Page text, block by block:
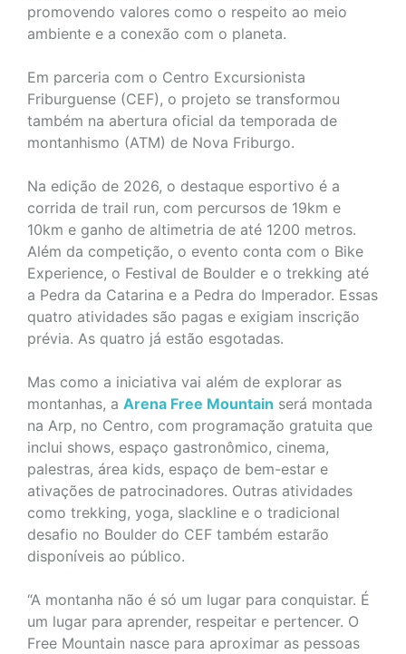
promovendo valores como o respeito ao meio
ambiente e a conexão com o planeta.
Em parceria com o Centro Excursionista
Friburguense (CEF), o projeto se transformou
também na abertura oficial da temporada de
montanhismo (ATM) de Nova Friburgo.
Na edição de 2026, o destaque esportivo é a
corrida de trail run, com percursos de 19km e
10km e ganho de altimetria de até 1200 metros.
Além da competição, o evento conta com o Bike
Experience, o Festival de Boulder e o trekking até
a Pedra da Catarina e a Pedra do Imperador. Essas
quatro atividades são pagas e exigiam inscrição
prévia. As quatro já estão esgotadas.
Mas como a iniciativa vai além de explorar as
montanhas, a Arena Free Mountain será montada
na Arp, no Centro, com programação gratuita que
inclui shows, espaço gastronômico, cinema,
palestras, área kids, espaço de bem-estar e
ativações de patrocinadores. Outras atividades
como trekking, yoga, slackline e o tradicional
desafio no Boulder do CEF também estarão
disponíveis ao público.
“A montanha não é só um lugar para conquistar. É
um lugar para aprender, respeitar e pertencer. O
Free Mountain nasce para aproximar as pessoas